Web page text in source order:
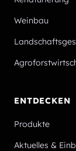
Weinbau
ENTDECKEN
Produkte
Aktuelles &